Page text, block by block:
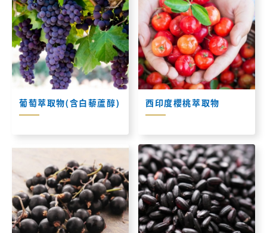
葡萄萃取物(含白藜蘆醇) 西印度櫻桃萃取物